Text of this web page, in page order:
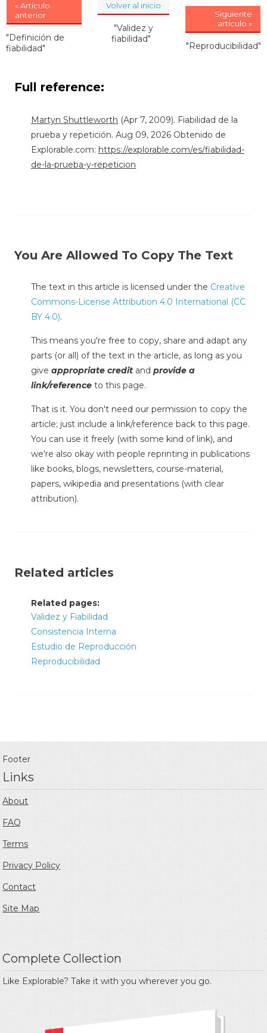
« Artículo
anterior
"Definición de
fiabilidad"
Volver al inicio
"Validez y
fiabilidad"
Siguiente
artículo »
"Reproducibilidad"
Full reference:
Martyn Shuttleworth (Apr 7, 2009). Fiabilidad de la
prueba y repetición. Aug 09, 2026 Obtenido de
Explorable.com: https://explorable.com/es/fiabilidad-
de-la-prueba-y-repeticion
You Are Allowed To Copy The Text
The text in this article is licensed under the Creative
Commons-License Attribution 4.0 International (CC
BY 4.0).
This means you're free to copy, share and adapt any
parts (or all) of the text in the article, as long as you
give appropriate credit and provide a
link/reference to this page.
That is it. You don't need our permission to copy the
article; just include a link/reference back to this page.
You can use it freely (with some kind of link), and
we're also okay with people reprinting in publications
like books, blogs, newsletters, course-material,
papers, wikipedia and presentations (with clear
attribution).
Related articles
Related pages:
Validez y Fiabilidad
Consistencia Interna
Estudio de Reproducción
Reproducibilidad
Footer
Links
About
FAQ
Terms
Privacy Policy
Contact
Site Map
Complete Collection
Like Explorable? Take it with you wherever you go.